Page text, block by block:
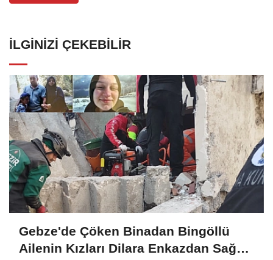
İLGINIZI ÇEKEBILIR
Gebze'de Çöken Binadan Bingöllü
Ailenin Kızları Dilara Enkazdan Sağ